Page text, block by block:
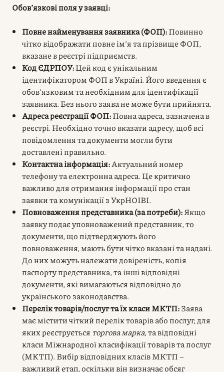
Обов’язкові поля у заявці:
Повне найменування заявника (ФОП):Повинно
чітко відображати повне ім’я та прізвище ФОП,
вказане в реєстрі підприємств.
Код ЄДРПОУ:Цей код є унікальним
ідентифікатором ФОП в Україні. Його введення є
обов’язковим та необхідним для ідентифікації
заявника. Без нього заява не може бути прийнята.
Адреса реєстрації ФОП:Повна адреса, зазначена в
реєстрі. Необхідно точно вказати адресу, щоб всі
повідомлення та документи могли бути
доставлені правильно.
Контактна інформація:Актуальний номер
телефону та електронна адреса. Це критично
важливо для отримання інформації про стан
заявки та комунікації з УкрНОІВІ.
Повноваження представника (за потреби):Якщо
заявку подає уповноважений представник, то
документи, що підтверджують його
повноваження, мають бути чітко вказані та надані.
До них можуть належати довіреність, копія
паспорту представника, та інші відповідні
документи, які вимагаються відповідно до
українського законодавства.
Перелік товарів/послуг та їх класи МКТП:Заява
має містити чіткий перелік товарів або послуг, для
яких реєструється торгова марка, та відповідні
класи Міжнародної класифікації товарів та послуг
(МКТП). Вибір відповідних класів МКТП –
важливий етап, оскільки він визначає обсяг